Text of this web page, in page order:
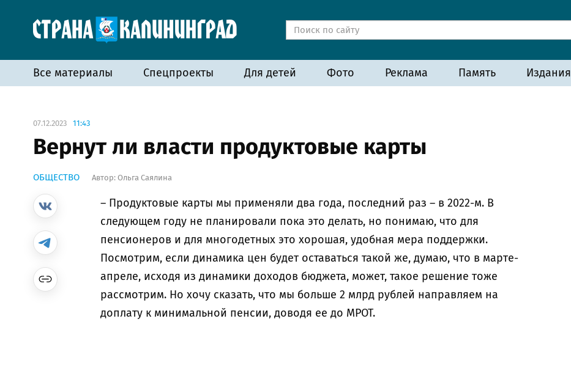
Все материалы Спецпроекты Для детей Фото Реклама Память Издания
07.12.2023 11:43
Вернут ли власти продуктовые карты
ОБЩЕСТВО Автор: Ольга Саялина
– Продуктовые карты мы применяли два года, последний раз – в 2022-м. В
следующем году не планировали пока это делать, но понимаю, что для
пенсионеров и для многодетных это хорошая, удобная мера поддержки.
Посмотрим, если динамика цен будет оставаться такой же, думаю, что в марте-
апреле, исходя из динамики доходов бюджета, может, такое решение тоже
рассмотрим. Но хочу сказать, что мы больше 2 млрд рублей направляем на
доплату к минимальной пенсии, доводя ее до МРОТ.